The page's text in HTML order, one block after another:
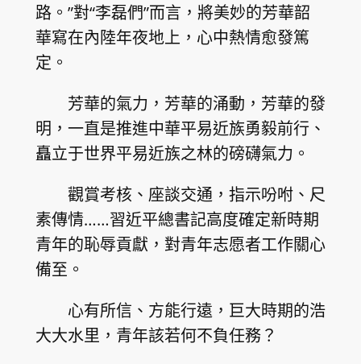
路。”對“李磊們”而言，將美妙的芳華韶
華寫在內陸年夜地上，心中熱情愈發篤
定。
芳華的氣力，芳華的涌動，芳華的發
明，一直是推進中華平易近族勇毅前行、
矗立于世界平易近族之林的磅礴氣力。
觀賞考核、座談交通，指示吩咐、尺
素傳情……習近平總書記高度確定新時期
青年的恥辱貢獻，對青年志愿者工作關心
備至。
心有所信、方能行遠，巨大時期的浩
大大水里，青年該若何不負任務？